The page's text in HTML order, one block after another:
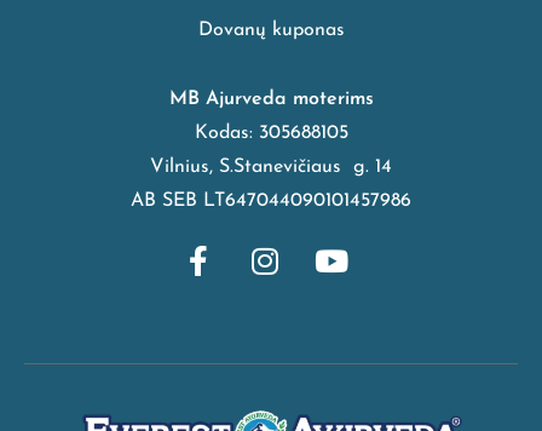
Dovanų kuponas
MB Ajurveda moterims
Kodas: 305688105
Vilnius, S.Stanevičiaus g. 14
AB SEB LT647044090101457986